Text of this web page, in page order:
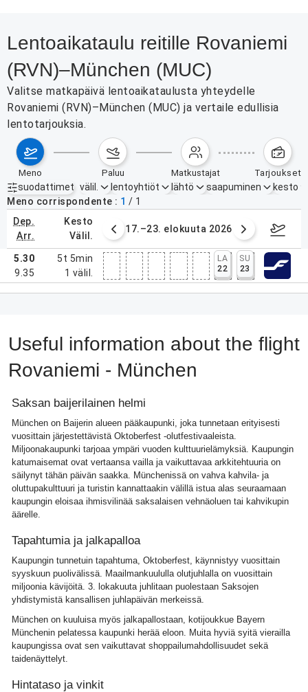
Lentoaikataulu reitille Rovaniemi
(RVN)–München (MUC)
Valitse matkapäivä lentoaikataulusta yhteydelle
Rovaniemi (RVN)–München (MUC) ja vertaile edullisia
lentotarjouksia.
meno paluu matkustajat tarjoukset
suodattimet
Aktiiviset suodattimet ei mitään
välil. lentoyhtiöt lähtö saapuminen
kesto
Meno corrispondente
1 / 1
dep.
arr.
kesto
välil.
elokuuta 2026 17.–23. elokuuta 2026
5.30
9.35
5t 5min
1 välil.
LA
22
SU
23
Useful information about the flight
Rovaniemi - München
Saksan baijerilainen helmi
München on Baijerin alueen pääkaupunki, joka tunnetaan erityisesti
vuosittain järjestettävistä Oktoberfest -olutfestivaaleista.
Miljoonakaupunki tarjoaa ympäri vuoden kulttuurielämyksiä. Kaupungin
katumaisemat ovat vertaansa vailla ja vaikuttavaa arkkitehtuuria on
säilynyt tähän päivän saakka. Münchenissä on vahva kahvila- ja
oluttupakulttuuri ja turistin kannattaakin välillä istua alas seuraamaan
kaupungin eloisaa ihmisvilinää saksalaisen vehnäoluen tai kahvikupin
äärelle.
Tapahtumia ja jalkapalloa
Kaupungin tunnetuin tapahtuma, Oktoberfest, käynnistyy vuosittain
syyskuun puolivälissä. Maailmankuululla olutjuhlalla on vuosittain
miljoonia kävijöitä. 3. lokakuuta juhlitaan puolestaan Saksojen
yhdistymistä kansallisen juhlapäivän merkeissä.
München on kuuluisa myös jalkapallostaan, kotijoukkue Bayern
Münchenin pelatessa kaupunki herää eloon. Muita hyviä syitä vierailla
kaupungissa ovat sen vaikuttavat shoppailumahdollisuudet sekä
taidenäyttelyt.
Hintataso ja vinkit